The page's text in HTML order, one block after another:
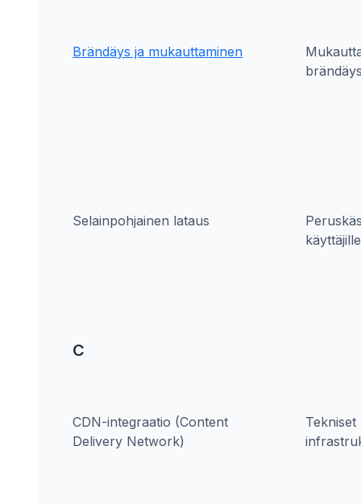
Brändäys ja mukauttaminen
Selainpohjainen lataus
C
CDN-integraatio (Content
Delivery Network)
Tekniset